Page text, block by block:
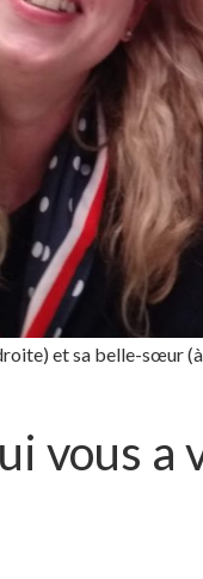
et sa belle-sœur
vous